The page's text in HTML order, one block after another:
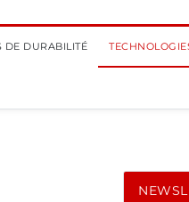
DE DURABILITÉ